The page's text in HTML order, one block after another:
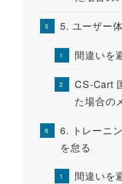
5. ユーザー
間違いを
CS-Cart
た場合の
6. トレーニ
を怠る
間違いを